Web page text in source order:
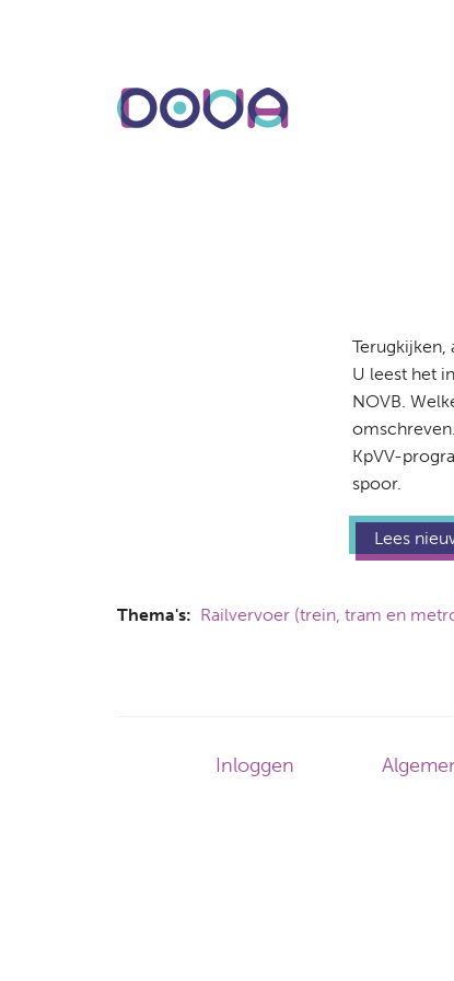
Terugkijken,
U leest het
NOVB.
KpVV-
spoor.
Lees
Thema's Railvervoer (trein, tram en
Inloggen